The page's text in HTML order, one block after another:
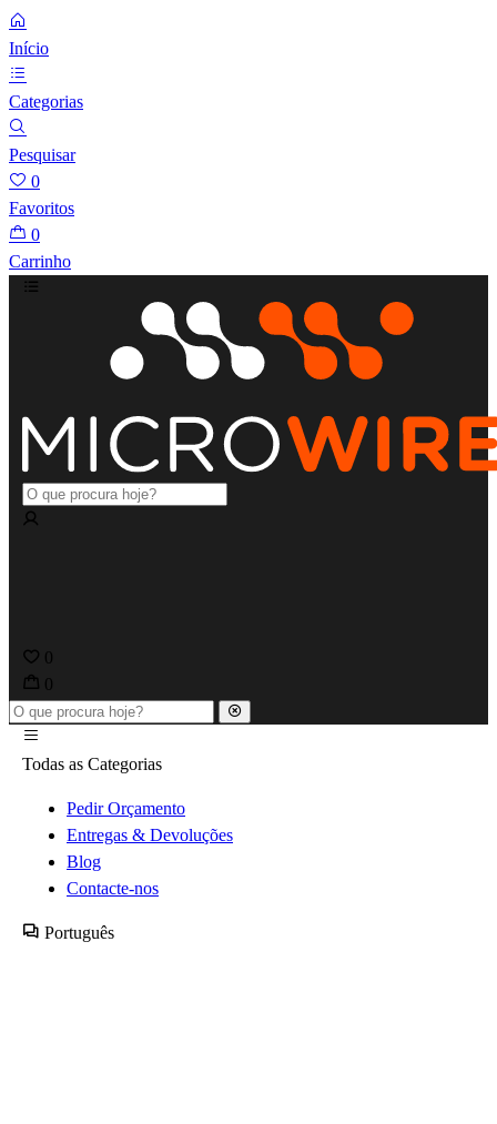
Início
Categorias
Pesquisar
0
Favoritos
0
Carrinho
0
0
Todas as Categorias
Pedir Orçamento
Entregas & Devoluções
Blog
Contacte-nos
Português